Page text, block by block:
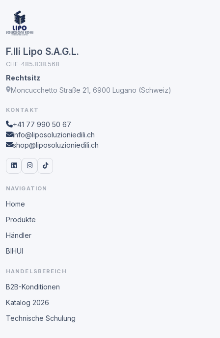
F.lli Lipo S.A.G.L.
CHE-485.838.568
Rechtsitz
Moncucchetto Straße 21, 6900 Lugano (Schweiz)
KONTAKT
+41 77 990 50 67
info@liposoluzioniedili.ch
shop@liposoluzioniedili.ch
NAVIGATION
Home
Produkte
Händler
BIHUI
HANDELSBEREICH
B2B-Konditionen
Katalog 2026
Technische Schulung